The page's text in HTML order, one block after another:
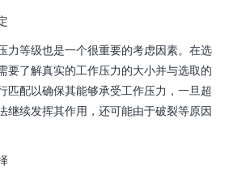
力等级也是一个很重要的考虑因素。在选
要了解真实的工作压力的大小并与选取的
匹配以确保其能够承受工作压力，一旦超
继续发挥其作用，还可能由于破裂等原因